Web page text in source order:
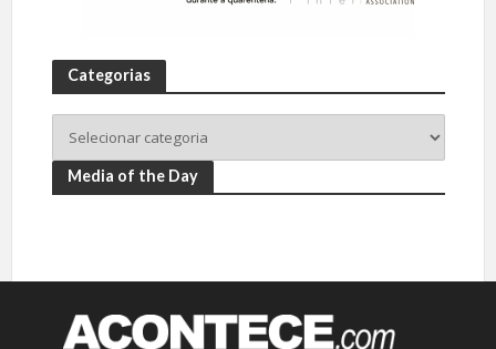
Categorias
Media of the Day